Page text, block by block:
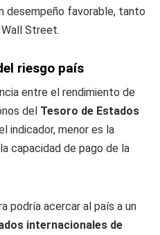
desempeño favorable, tanto
Street.
riesgo país
entre el rendimiento de
del Tesoro de Estados
indicador, menor es la
capacidad de pago de la
podría acercar al país a un
internacionales de